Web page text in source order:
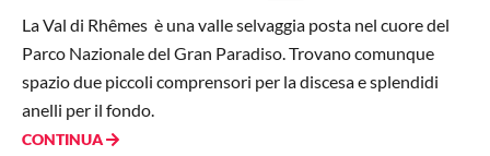
La Val di Rhêmes è una valle selvaggia posta nel cuore del
Parco Nazionale del Gran Paradiso. Trovano comunque
spazio due piccoli comprensori per la discesa e splendidi
anelli per il fondo.
CONTINUA